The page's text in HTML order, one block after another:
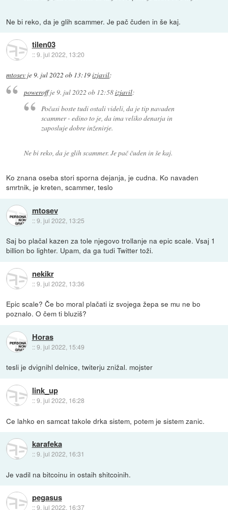
Ne bi reko, da je glih scammer. Je pač čuden in še kaj.
tilen03
::9. jul 2022, 13:20
mtosev je9. jul 2022 ob 13:19izjavil:
poweroffje 9. jul 2022 ob 12:58izjavil:
Počasi boste tudi ostali videli, da je tip navaden
scammer - edino to je, da ima veliko denarja in
zaposluje dobre inženirje.
Ne bi reko, da je glih scammer. Je pač čuden in še kaj.
Ko znana oseba stori sporna dejanja, je cudna. Ko navaden
smrtnik, je kreten, scammer, teslo
mtosev
::9. jul 2022, 13:25
Saj bo plačal kazen za tole njegovo trollanje na epic scale. Vsaj 1
billion bo lighter. Upam, da ga tudi Twitter toži.
nekikr
::9. jul 2022, 13:36
Epic scale? Če bo moral plačati iz svojega žepa se mu ne bo
poznalo. O čem ti bluziš?
Horas
::9. jul 2022, 15:49
tesli je dvignihl delnice, twiterju znižal. mojster
link_up
::9. jul 2022, 16:28
Ce lahko en samcat takole drka sistem, potem je sistem zanic.
karafeka
::9. jul 2022, 16:31
Je vadil na bitcoinu in ostaih shitcoinih.
pegasus
::9. jul 2022, 16:37